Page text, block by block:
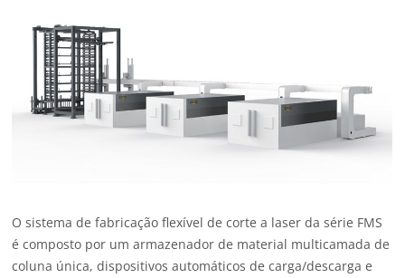
O sistema de fabricação flexível de corte a laser da série FMS
é composto por um armazenador de material multicamada de
coluna única, dispositivos automáticos de carga/descarga e